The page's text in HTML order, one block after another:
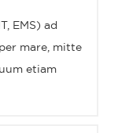
EMS) ad
mare, mitte
etiam